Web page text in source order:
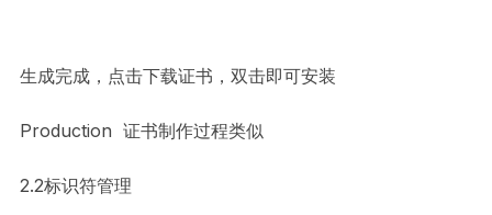
生成完成，点击下载证书，双击即可安装
Production 证书制作过程类似
2.2标识符管理